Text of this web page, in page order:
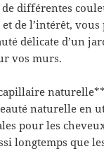
différentes
de l’intérêt, vous
délicate d’un
vos murs.
naturelle en
pour les
longtemps que